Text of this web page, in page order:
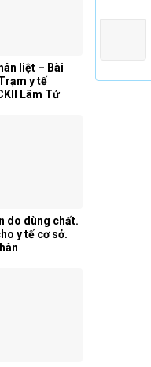
liệt – Bài
y tế
Lâm Tứ
do dùng chất.
y tế cơ sở.